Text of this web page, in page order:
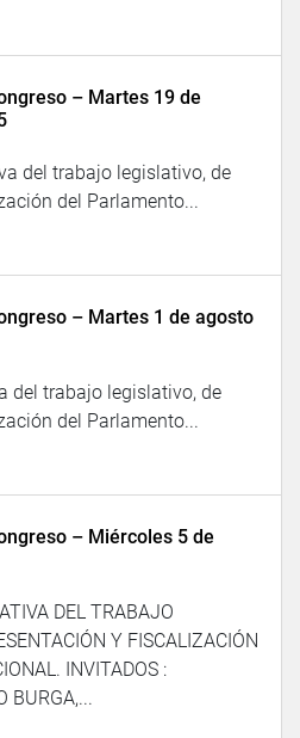
– Martes 19 de
del trabajo legislativo, de
del Parlamento...
– Martes 1 de agosto
del trabajo legislativo, de
del Parlamento...
– Miércoles 5 de
DEL TRABAJO
Y FISCALIZACIÓN
INVITADOS :
BURGA,...